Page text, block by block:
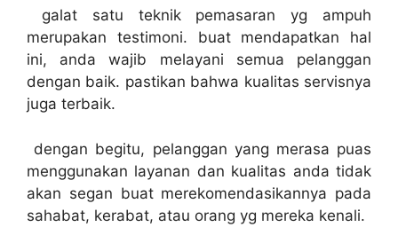
galat satu teknik pemasaran yg ampuh
merupakan testimoni. buat mendapatkan hal
ini, anda wajib melayani semua pelanggan
dengan baik. pastikan bahwa kualitas servisnya
juga terbaik.
dengan begitu, pelanggan yang merasa puas
menggunakan layanan dan kualitas anda tidak
akan segan buat merekomendasikannya pada
sahabat, kerabat, atau orang yg mereka kenali.